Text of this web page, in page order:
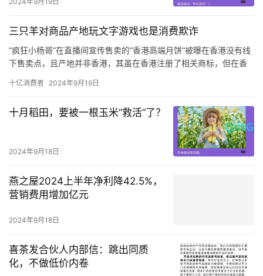
三只羊对商品产地玩文字游戏也是消费欺诈
“疯狂小杨哥”在直播间宣传售卖的“香港高端月饼”被曝在香港没有线
下售卖点，且产地并非香港，其虽在香港注册了相关商标，但在香
在粉丝众多的直播间大肆宣传的“香港高端月饼”，却被曝在香港并无
反观“疯狂小杨哥”在直播间宣传售卖的“香港高端月饼”，这些影响力
很大的主播根本没有在直播间以显著方式提醒该商品并非香港产
十亿消费者 2024年9月19日
十月稻田，要被一根玉米“救活”了？
2024年9月18日
燕之屋2024上半年净利降42.5%，
营销费用增加亿元
2024年9月18日
喜茶发合伙人内部信：跳出同质
化，不做低价内卷